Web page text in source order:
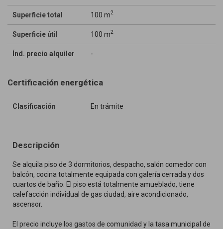
Superficie total 100 m2
Superficie útil 100 m2
Índ. precio alquiler -
Certificación energética
Clasificación En trámite
Descripción
Se alquila piso de 3 dormitorios, despacho, salón comedor con
balcón, cocina totalmente equipada con galería cerrada y dos
cuartos de baño. El piso está totalmente amueblado, tiene
calefacción individual de gas ciudad, aire acondicionado,
ascensor.
El precio incluye los gastos de comunidad y la tasa municipal de